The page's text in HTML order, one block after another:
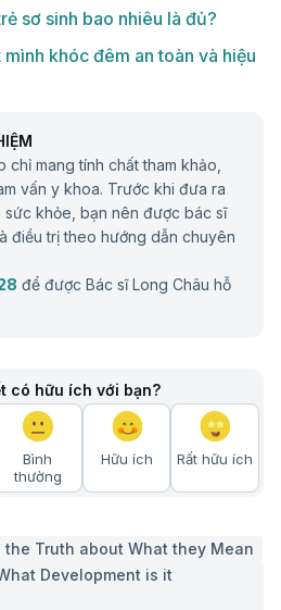
sơ sinh bao nhiêu là đủ?
khóc đêm an toàn và hiệu
mang tính chất tham khảo,
vấn y khoa. Trước khi đưa ra
khỏe, bạn nên được bác sĩ
điều trị theo hướng dẫn chuyên
để được Bác sĩ Long Châu hỗ
có hữu ích với bạn?
Bình
thường
Hữu ích Rất hữu ích
the Truth about What they Mean
Development is it